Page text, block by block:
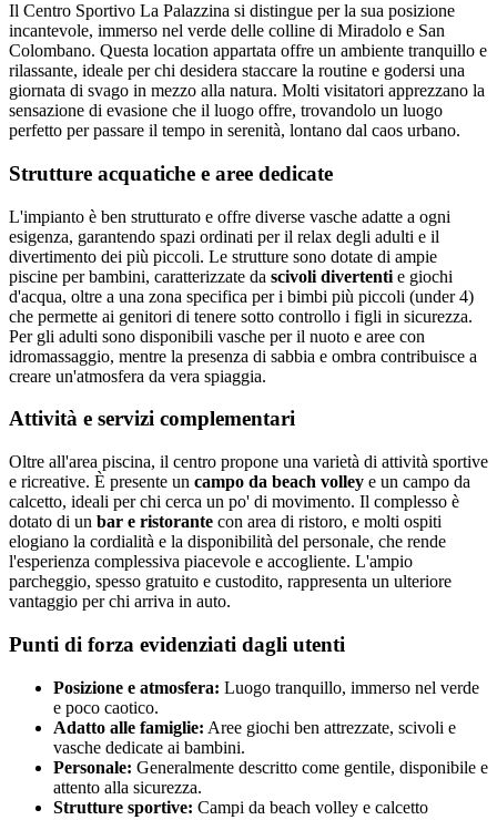
Il Centro Sportivo La Palazzina si distingue per la sua posizione
incantevole, immerso nel verde delle colline di Miradolo e San
Colombano. Questa location appartata offre un ambiente tranquillo e
rilassante, ideale per chi desidera staccare la routine e godersi una
giornata di svago in mezzo alla natura. Molti visitatori apprezzano la
sensazione di evasione che il luogo offre, trovandolo un luogo
perfetto per passare il tempo in serenità, lontano dal caos urbano.
Strutture acquatiche e aree dedicate
L'impianto è ben strutturato e offre diverse vasche adatte a ogni
esigenza, garantendo spazi ordinati per il relax degli adulti e il
divertimento dei più piccoli. Le strutture sono dotate di ampie
piscine per bambini, caratterizzate da scivoli divertenti e giochi
d'acqua, oltre a una zona specifica per i bimbi più piccoli (under 4)
che permette ai genitori di tenere sotto controllo i figli in sicurezza.
Per gli adulti sono disponibili vasche per il nuoto e aree con
idromassaggio, mentre la presenza di sabbia e ombra contribuisce a
creare un'atmosfera da vera spiaggia.
Attività e servizi complementari
Oltre all'area piscina, il centro propone una varietà di attività sportive
e ricreative. È presente un campo da beach volley e un campo da
calcetto, ideali per chi cerca un po' di movimento. Il complesso è
dotato di un bar e ristorante con area di ristoro, e molti ospiti
elogiano la cordialità e la disponibilità del personale, che rende
l'esperienza complessiva piacevole e accogliente. L'ampio
parcheggio, spesso gratuito e custodito, rappresenta un ulteriore
vantaggio per chi arriva in auto.
Punti di forza evidenziati dagli utenti
Posizione e atmosfera: Luogo tranquillo, immerso nel verde
e poco caotico.
Adatto alle famiglie: Aree giochi ben attrezzate, scivoli e
vasche dedicate ai bambini.
Personale: Generalmente descritto come gentile, disponibile e
attento alla sicurezza.
Strutture sportive: Campi da beach volley e calcetto